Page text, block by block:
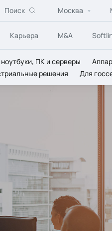
Поиск Москва
Карьера M&A
ПК и серверы
решения Для